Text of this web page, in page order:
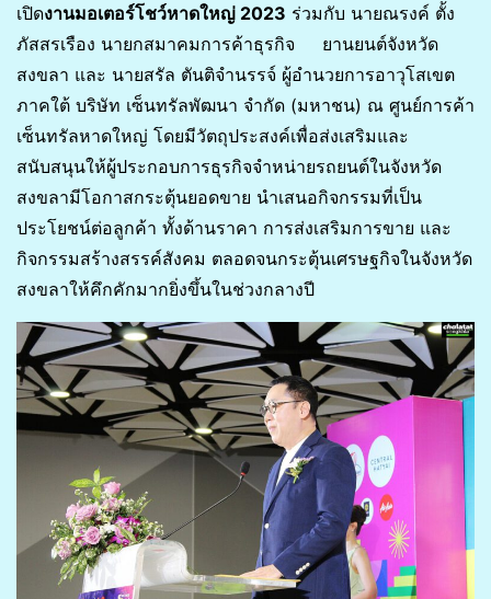
เปิดงานมอเตอร์โชว์หาดใหญ่ 2023 ร่วมกับ นายณรงค์ ตั้ง
ภัสสรเรือง นายกสมาคมการค้าธุรกิจ ยานยนต์จังหวัด
สงขลา และ นายสรัล ตันติจำนรรจ์ ผู้อำนวยการอาวุโสเขต
ภาคใต้ บริษัท เซ็นทรัลพัฒนา จำกัด (มหาชน) ณ ศูนย์การค้า
เซ็นทรัลหาดใหญ่ โดยมีวัตถุประสงค์เพื่อส่งเสริมและ
สนับสนุนให้ผู้ประกอบการธุรกิจจำหน่ายรถยนต์ในจังหวัด
สงขลามีโอกาสกระตุ้นยอดขาย นำเสนอกิจกรรมที่เป็น
ประโยชน์ต่อลูกค้า ทั้งด้านราคา การส่งเสริมการขาย และ
กิจกรรมสร้างสรรค์สังคม ตลอดจนกระตุ้นเศรษฐกิจในจังหวัด
สงขลาให้คึกคักมากยิ่งขึ้นในช่วงกลางปี